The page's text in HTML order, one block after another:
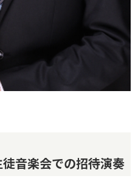
音楽会での招待演奏